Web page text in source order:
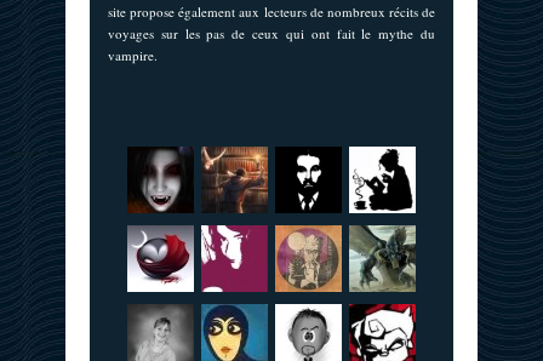
site propose également aux lecteurs de nombreux récits de
voyages sur les pas de ceux qui ont fait le mythe du
vampire.